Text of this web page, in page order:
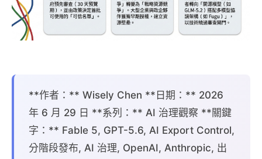
**作者：** Wisely Chen **日期：** 2026
年 6 月 29 日 **系列：** AI 治理觀察 **關鍵
字：** Fable 5, GPT-5.6, AI Export Control,
分階段發布, AI 治理, OpenAI, Anthropic, 出